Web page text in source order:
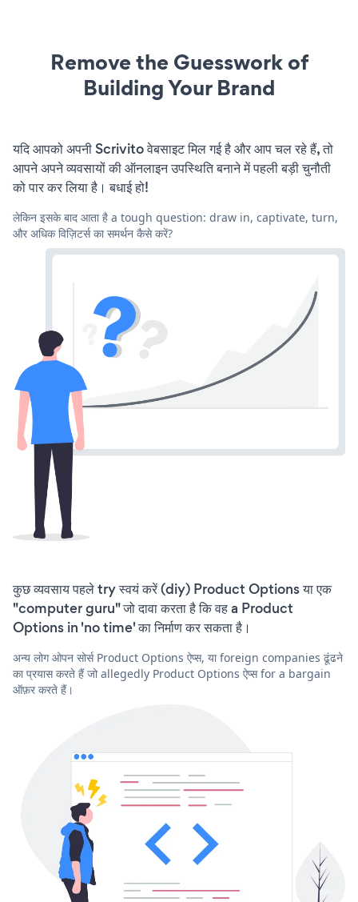
Remove the Guesswork of
Building Your Brand
यदि आपको अपनी Scrivito वेबसाइट मिल गई है और आप चल रहे हैं, तो
आपने अपने व्यवसायों की ऑनलाइन उपस्थिति बनाने में पहली बड़ी चुनौती
को पार कर लिया है। बधाई हो!
लेकिन इसके बाद आता है a tough question: draw in, captivate, turn,
और अधिक विज़िटर्स का समर्थन कैसे करें?
कुछ व्यवसाय पहले try स्वयं करें (diy) Product Options या एक
"computer guru" जो दावा करता है कि वह a Product
Options in 'no time' का निर्माण कर सकता है।
अन्य लोग ओपन सोर्स Product Options ऐप्स, या foreign companies ढूंढने
का प्रयास करते हैं जो allegedly Product Options ऐप्स for a bargain
ऑफ़र करते हैं।